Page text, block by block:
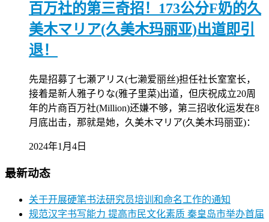
百万社的第三奇招！173公分F奶的久
美木マリア(久美木玛丽亚)出道即引
退！
先是招募了七瀬アリス(七濑爱丽丝)担任社长室室长，
接着是新人雅子りな(雅子里菜)出道，但庆祝成立20周
年的片商百万社(Million)还嫌不够，第三招收化运发在8
月底出击，那就是她，久美木マリア(久美木玛丽亚)：
2024年1月4日
最新动态
关于开展硬笔书法研究员培训和命名工作的通知
规范汉字书写能力 提高市民文化素质 秦皇岛市举办首届